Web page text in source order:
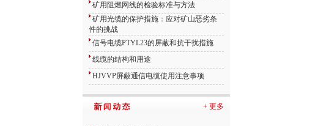
矿用阻燃网线的检验标准与方法
矿用光缆的保护措施：应对矿山恶劣条
件的挑战
信号电缆PTYL23的屏蔽和抗干扰措施
线缆的结构和用途
HJVVP屏蔽通信电缆使用注意事项
+ 更多